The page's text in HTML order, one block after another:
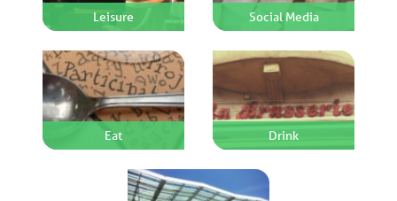
Leisure Social Media
Eat Drink